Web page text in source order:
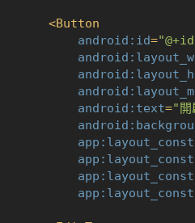
<Button
android:id=
android:text="開